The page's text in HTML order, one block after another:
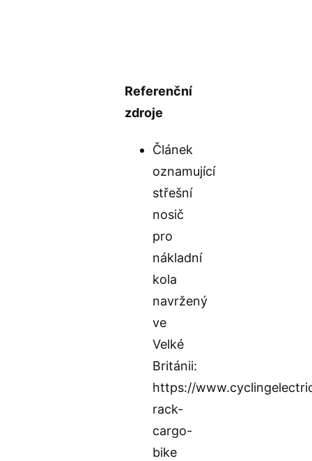
Referenční
zdroje
Článek
oznamující
střešní
nosič
pro
nákladní
kola
navržený
ve
Velké
Británii:
https://
rack-
cargo-
bike